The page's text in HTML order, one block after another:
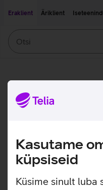
Kasutame
küpsiseid
Küsime sinult luba
Eraklient
Äriklient